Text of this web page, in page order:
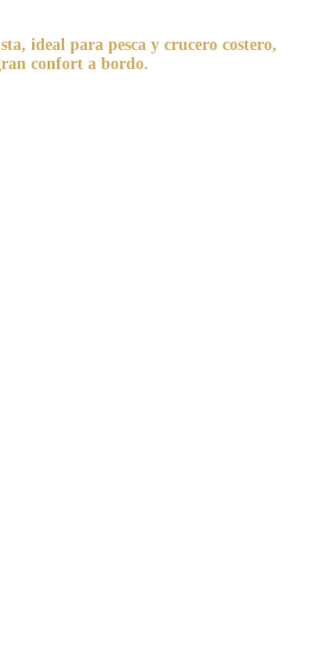
ideal para pesca y crucero costero,
confort a bordo.